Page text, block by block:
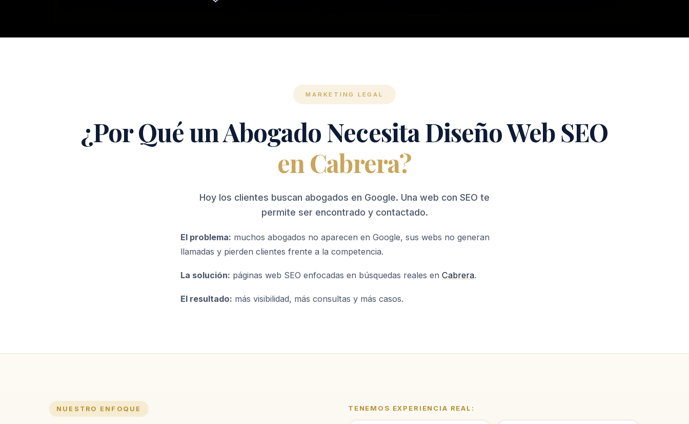
MARKETING LEGAL
¿Por Qué un Abogado Necesita Diseño Web SEO
en Cabrera?
Hoy los clientes buscan abogados en Google. Una web con SEO te
permite ser encontrado y contactado.
El problema: muchos abogados no aparecen en Google, sus webs no generan
llamadas y pierden clientes frente a la competencia.
La solución: páginas web SEO enfocadas en búsquedas reales en Cabrera.
El resultado: más visibilidad, más consultas y más casos.
NUESTRO ENFOQUE TENEMOS EXPERIENCIA REAL: